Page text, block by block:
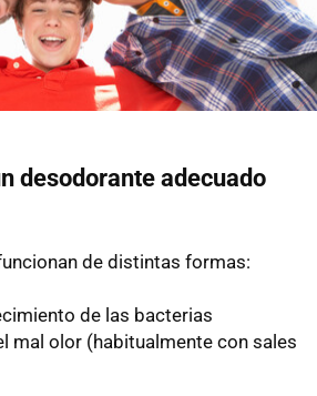
desodorante adecuado
de distintas formas:
de las bacterias
mal olor (habitualmente con sales